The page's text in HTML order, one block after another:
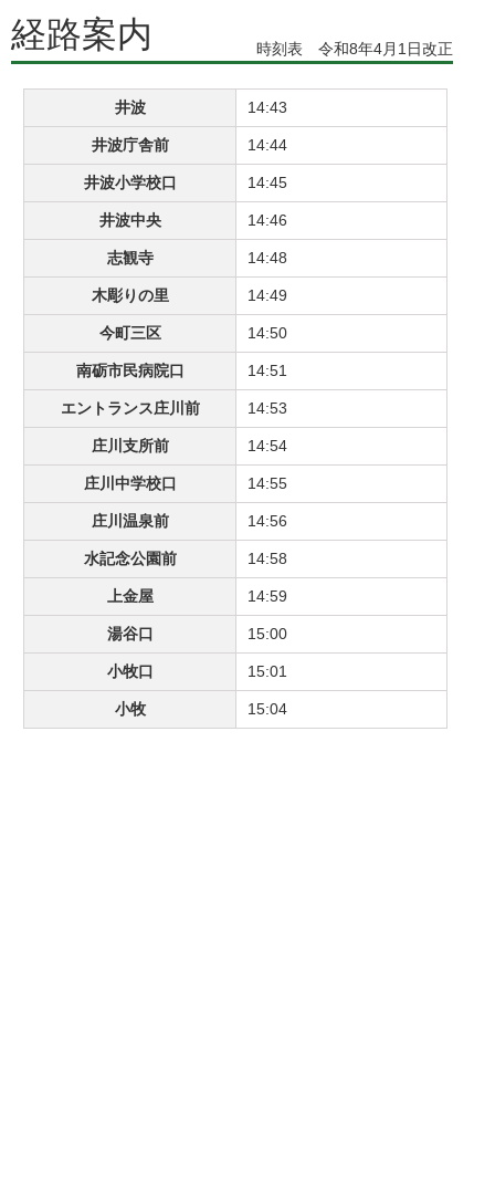
経路案内 時刻表 令和8年4月1日改正
井波 14:43
井波庁舎前 14:44
井波小学校口 14:45
井波中央 14:46
志観寺 14:48
木彫りの里 14:49
今町三区 14:50
南砺市民病院口 14:51
エントランス庄川前 14:53
庄川支所前 14:54
庄川中学校口 14:55
庄川温泉前 14:56
水記念公園前 14:58
上金屋 14:59
湯谷口 15:00
小牧口 15:01
小牧 15:04